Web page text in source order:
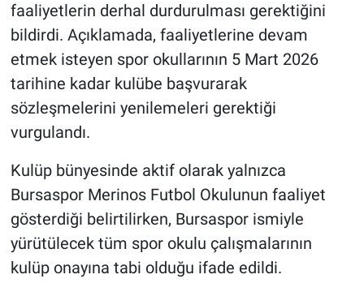
faaliyetlerin derhal durdurulması gerektiğini
bildirdi. Açıklamada, faaliyetlerine devam
etmek isteyen spor okullarının 5 Mart 2026
tarihine kadar kulübe başvurarak
sözleşmelerini yenilemeleri gerektiği
vurgulandı.
Kulüp bünyesinde aktif olarak yalnızca
Bursaspor Merinos Futbol Okulunun faaliyet
gösterdiği belirtilirken, Bursaspor ismiyle
yürütülecek tüm spor okulu çalışmalarının
kulüp onayına tabi olduğu ifade edildi.